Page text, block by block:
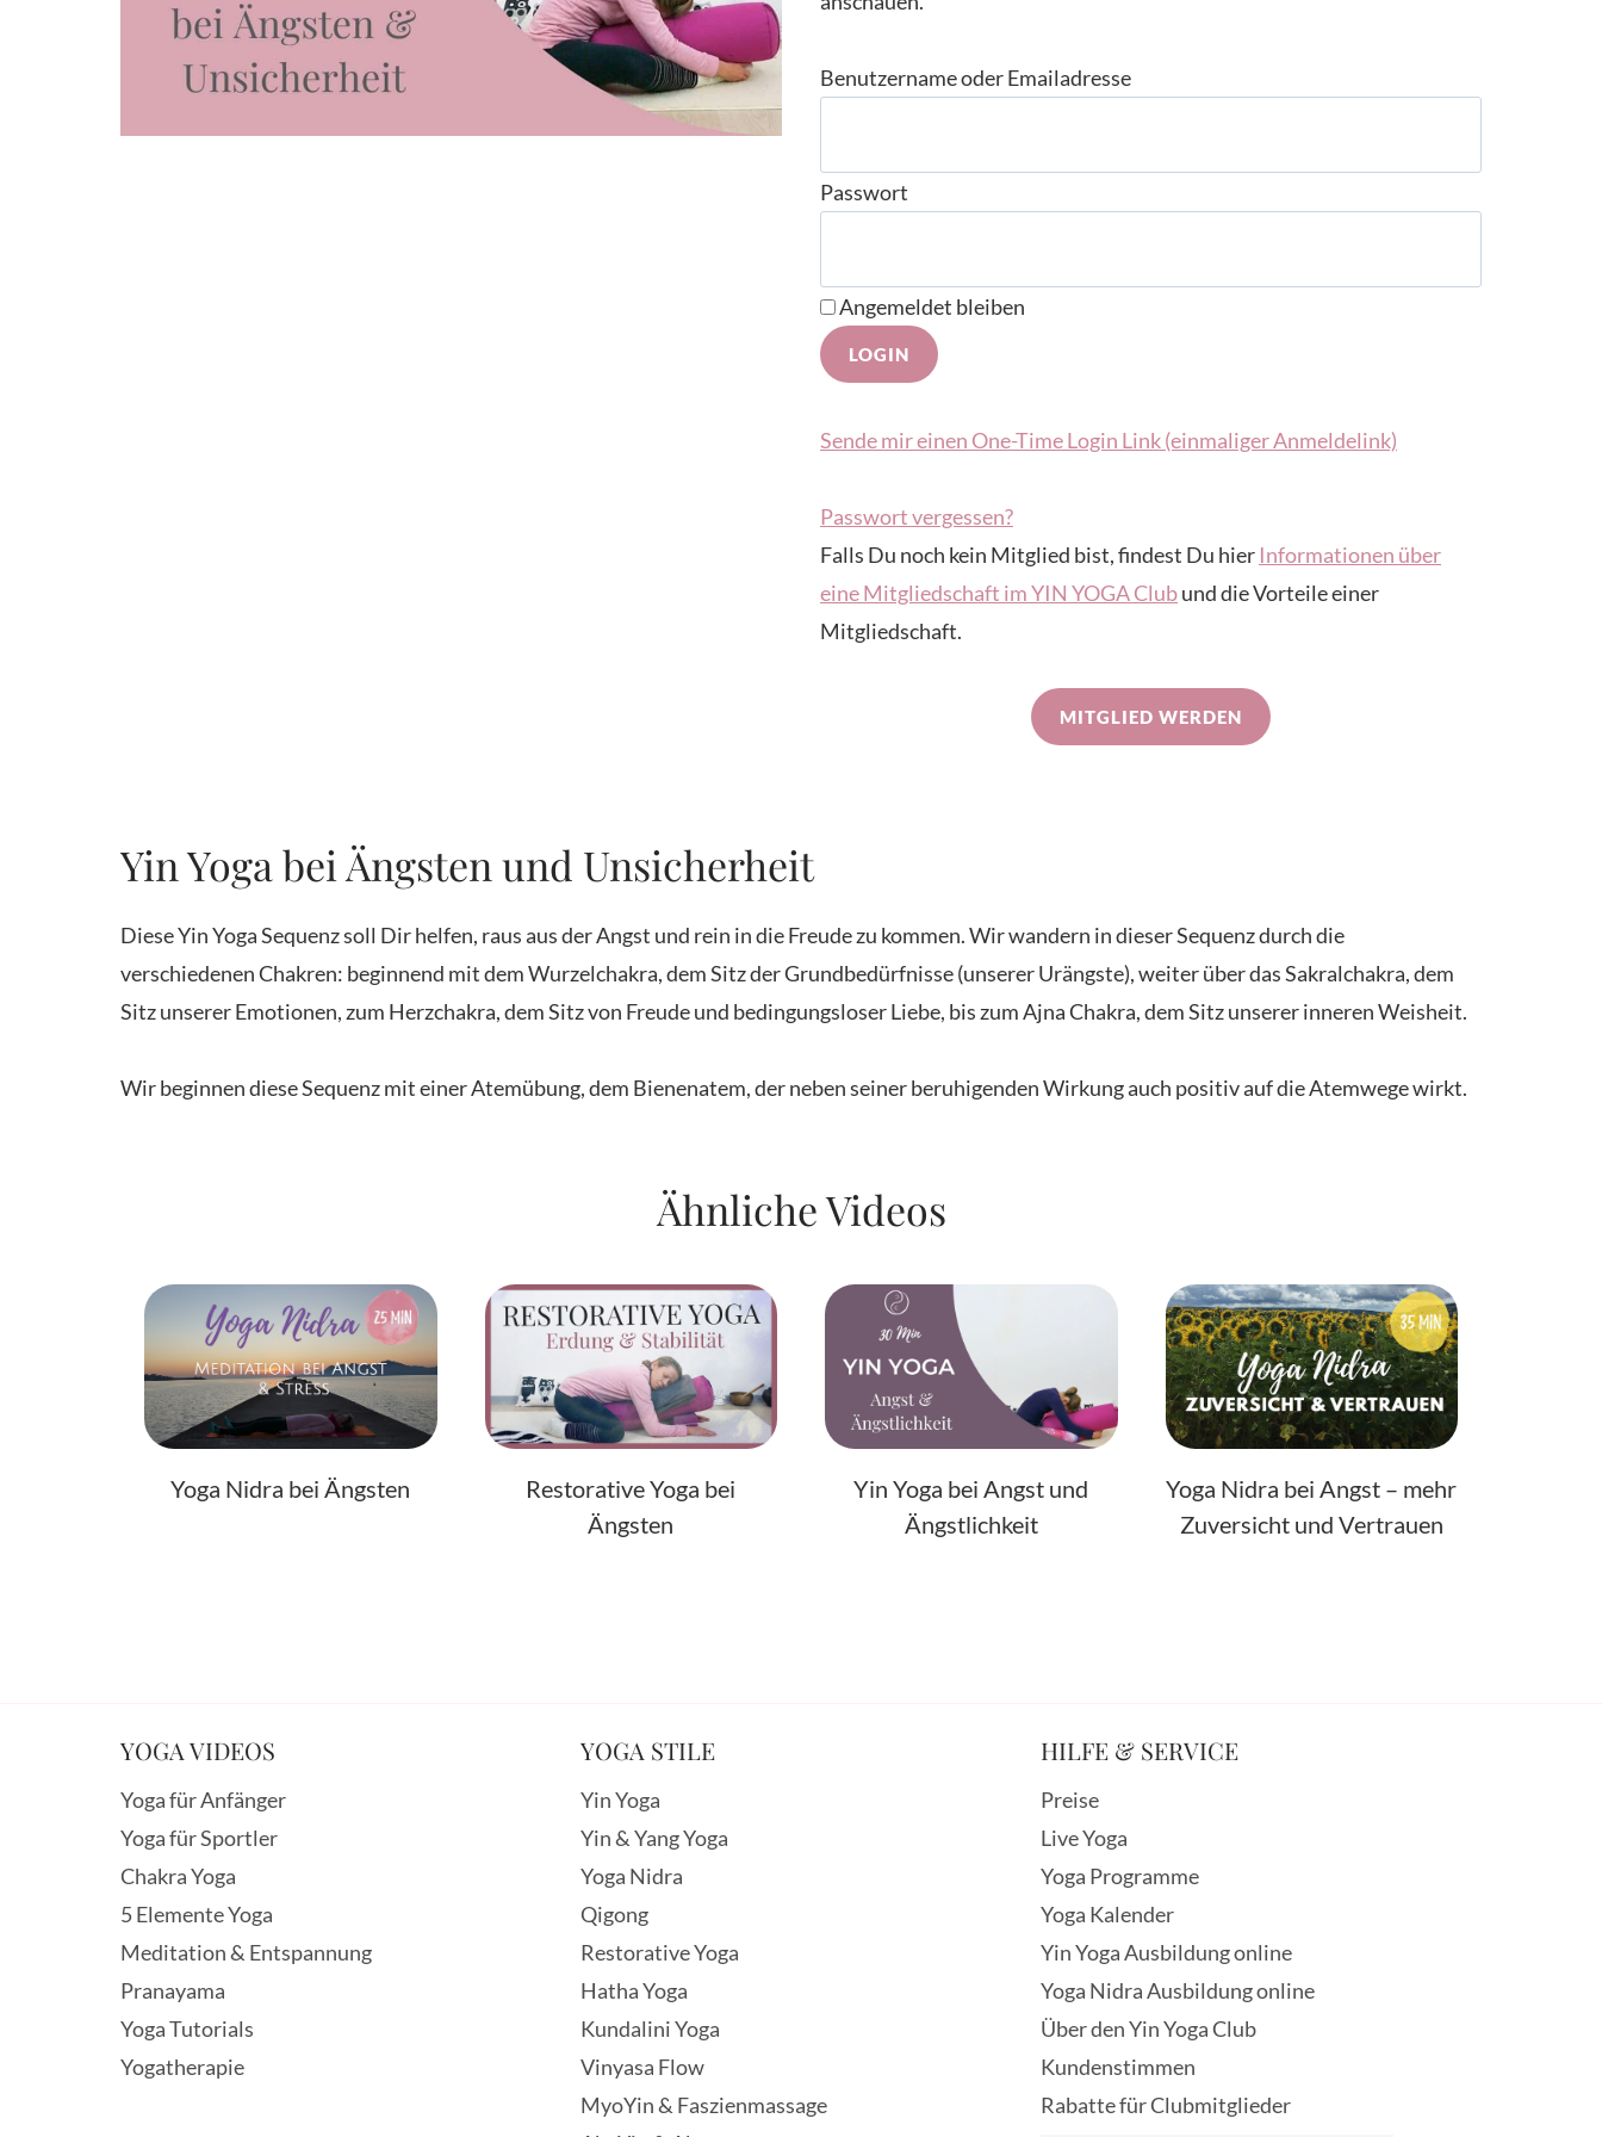
Benutzername oder Emailadresse
Passwort
Angemeldet bleiben
Sende mir einen One-Time Login Link (einmaliger Anmeldelink)
Passwort vergessen?
Falls Du noch kein Mitglied bist, findest Du hier Informationen über
eine Mitgliedschaft im YIN YOGA Clubund die Vorteile einer
Mitgliedschaft.
MITGLIED WERDEN
Yin Yoga bei Ängsten und Unsicherheit
Diese Yin Yoga Sequenz soll Dir helfen, raus aus der Angst und rein in die Freude zu kommen. Wir wandern in dieser Sequenz durch die
verschiedenen Chakren: beginnend mit dem Wurzelchakra, dem Sitz der Grundbedürfnisse (unserer Urängste), weiter über das Sakralchakra, dem
Sitz unserer Emotionen, zum Herzchakra, dem Sitz von Freude und bedingungsloser Liebe, bis zum Ajna Chakra, dem Sitz unserer inneren Weisheit.
Wir beginnen diese Sequenz mit einer Atemübung, dem Bienenatem, der neben seiner beruhigenden Wirkung auch positiv auf die Atemwege wirkt.
Ähnliche Videos
Yoga Nidra bei Ängsten
Restorative Yoga bei
Ängsten
Yin Yoga bei Angst und
Ängstlichkeit
Yoga Nidra bei Angst – mehr
Zuversicht und Vertrauen
YOGA VIDEOS
Yoga für Anfänger
Yoga für Sportler
Chakra Yoga
5 Elemente Yoga
Meditation & Entspannung
Pranayama
Yoga Tutorials
Yogatherapie
YOGA STILE
Yin Yoga
Yin & Yang Yoga
Yoga Nidra
Qigong
Restorative Yoga
Hatha Yoga
Kundalini Yoga
Vinyasa Flow
MyoYin & Faszienmassage
HILFE & SERVICE
Preise
Live Yoga
Yoga Programme
Yoga Kalender
Yin Yoga Ausbildung online
Yoga Nidra Ausbildung online
Über den Yin Yoga Club
Kundenstimmen
Rabatte für Clubmitglieder